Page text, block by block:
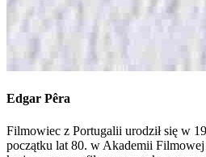
Edgar Pêra
Filmowiec z Portugalii urodził się w
początku lat 80. w Akademii